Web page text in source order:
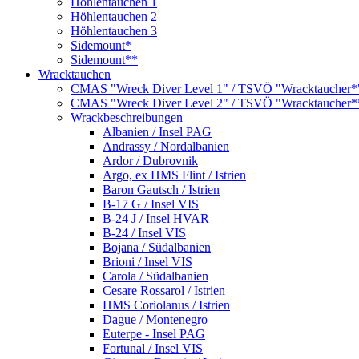
Höhlentauchen 2
Höhlentauchen 3
Sidemount*
Sidemount**
Wracktauchen
CMAS "Wreck Diver Level 1" / TSVÖ
CMAS "Wreck Diver Level 2" / TSVÖ
Wrackbeschreibungen
Albanien / Insel PAG
Andrassy / Nordalbanien
Ardor / Dubrovnik
Argo, ex HMS Flint / Istrien
Baron Gautsch / Istrien
B-17 G / Insel VIS
B-24 J / Insel HVAR
B-24 / Insel VIS
Bojana / Südalbanien
Brioni / Insel VIS
Carola / Südalbanien
Cesare Rossarol / Istrien
HMS Coriolanus / Istrien
Dague / Montenegro
Euterpe - Insel PAG
Fortunal / Insel VIS